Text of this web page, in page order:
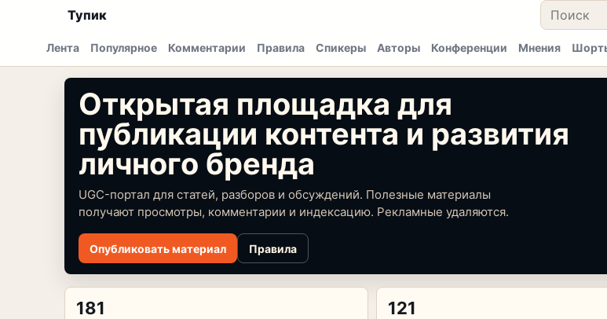
Тупик
Лента Популярное Комментарии Правила Спикеры Авторы Конференции Мнения
Открытая площадка для
публикации контента и развития
личного бренда
UGC-портал для статей, разборов и обсуждений. Полезные материалы
получают просмотры, комментарии и индексацию. Рекламные удаляются.
Опубликовать материал Правила
181 121